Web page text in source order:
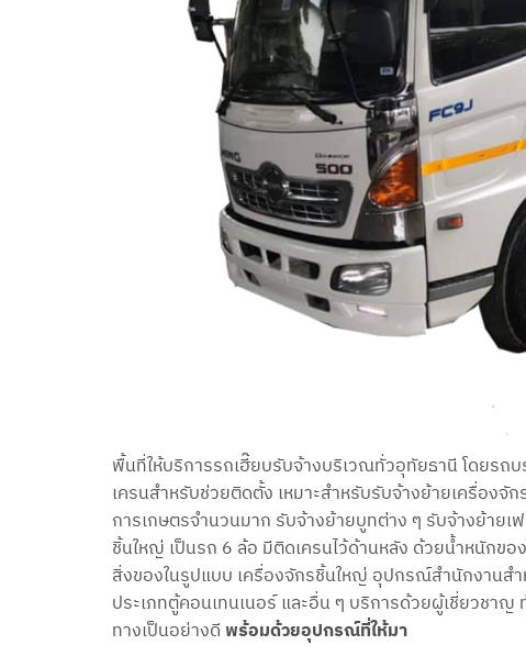
พื้นที่ให้บริการรถเฮี๊ยบรับจ้างบริเวณทั่วอุทัยธานี โดยร
เครนสำหรับช่วยติดตั้ง เหมาะสำหรับรับจ้างย้ายเครื่อง
การเกษตรจำนวนมาก รับจ้างย้ายบูทต่าง ๆ รับจ้างย้าย
ชิ้นใหญ่ เป็นรถ 6 ล้อ มีติดเครนไว้ด้านหลัง ด้วยน้ำหนักข
สิ่งของในรูปแบบ เครื่องจักรชิ้นใหญ่ อุปกรณ์สำนักงานส
ประเภทตู้คอนเทนเนอร์ และอื่น ๆ บริการด้วยผู้เชี่ยวชา
ทางเป็นอย่างดี พร้อมด้วยอุปกรณ์ที่ให้มา